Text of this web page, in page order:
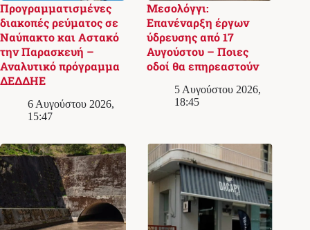
Προγραμματισμένες
διακοπές ρεύματος σε
Ναύπακτο και Αστακό
την Παρασκευή –
Αναλυτικό πρόγραμμα
ΔΕΔΔΗΕ
6 Αυγούστου 2026,
15:47
Μεσολόγγι:
Επανέναρξη έργων
ύδρευσης από 17
Αυγούστου – Ποιες
οδοί θα επηρεαστούν
5 Αυγούστου 2026,
18:45